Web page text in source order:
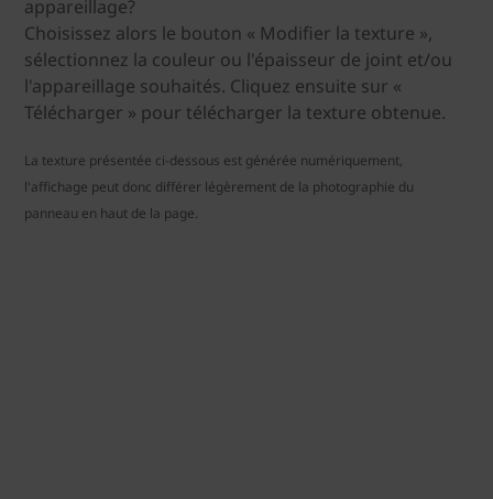
appareillage?
Choisissez alors le bouton « Modifier la texture »,
sélectionnez la couleur ou l'épaisseur de joint et/ou
l'appareillage souhaités. Cliquez ensuite sur «
Télécharger » pour télécharger la texture obtenue.
La texture présentée ci-dessous est générée numériquement,
l'affichage peut donc différer légèrement de la photographie du
panneau en haut de la page.